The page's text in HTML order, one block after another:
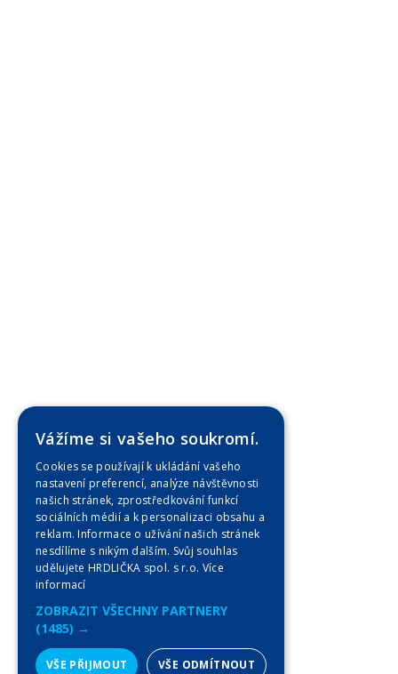
Vážíme si vašeho soukromí.
Cookies se používají k ukládání vašeho
nastavení preferencí, analýze návštěvnosti
našich stránek, zprostředkování funkcí
sociálních médií a k personalizaci obsahu a
reklam. Informace o užívání našich stránek
nesdílíme s nikým dalším. Svůj souhlas
udělujete HRDLIČKA spol. s r.o. Více
informací
ZOBRAZIT VŠECHNY PARTNERY
(1485) →
VŠE PŘIJMOUT VŠE ODMÍTNOUT